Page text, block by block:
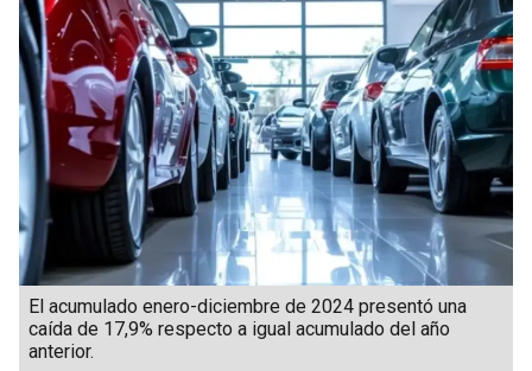
El acumulado enero-diciembre de 2024 presentó una
caída de 17,9% respecto a igual acumulado del año
anterior.